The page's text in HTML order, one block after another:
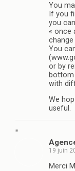
You
If you
you
« once
change
You
or by
bottom
with
We
useful.
"
19 juin
Merci